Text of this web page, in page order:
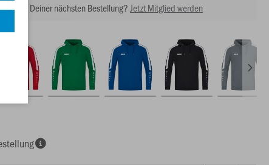
bei Deiner nächsten Bestellung? Jetzt Mitglied werden